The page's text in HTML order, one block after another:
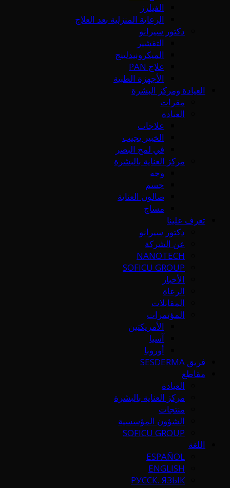
الفيلرز
الرعاية المنزلية بعد العلاج
دكتور سيرانو
التقشير
الميكرونيدلينج
علاج PAN
الأجهزة الطبية
العيادة ومركز البشرة
مقرات
العيادة
علاجات
الخبير يجيب
في لمح البصر
مركز العناية بالبشرة
وجه
جسم
صالون العناية
مساج
تعرف علينا
دكتور سيرانو
عن الشركة
NANOTECH
SOFICU GROUP
الأخبار
الرعاة
المقابلات
المؤتمرات
الأمريكتين
آسيا
أوروبا
فريق SESDERMA
مقاطع
العيادة
مركز العناية بالبشرة
منتجات
الشؤون المؤسسية
SOFICU GROUP
اللغة
ESPAÑOL
ENGLISH
РУССК. ЯЗЫК